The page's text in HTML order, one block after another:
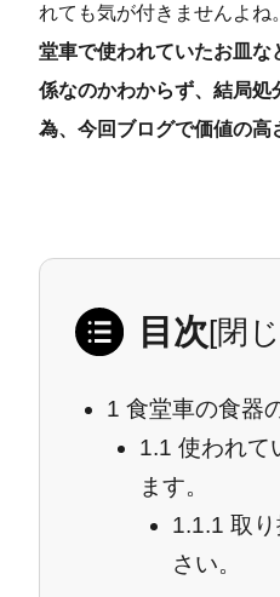
れても気が付きませんよね
堂車で使われていたお皿な
係なのかわからず、結局処
為、今回ブログで価値の高
目次[閉
1 食堂車の食器
1.1 使われて
ます。
1.1.1 取
さい。